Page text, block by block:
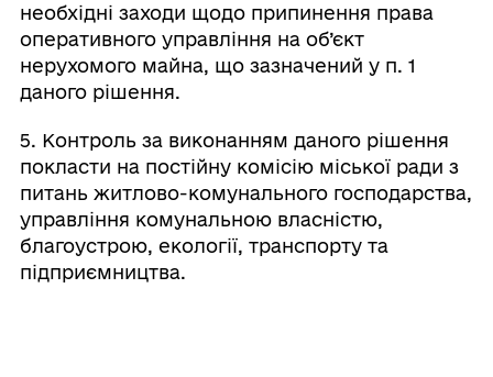
необхідні заходи щодо припинення права
оперативного управління на об’єкт
нерухомого майна, що зазначений у п. 1
даного рішення.
5. Контроль за виконанням даного рішення
покласти на постійну комісію міської ради з
питань житлово-комунального господарства,
управління комунальною власністю,
благоустрою, екології, транспорту та
підприємництва.